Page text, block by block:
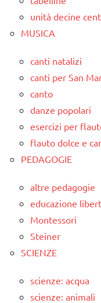
unità decine
MUSICA
canti natalizi
canti per San
canto
danze popolari
esercizi per
flauto dolce e
PEDAGOGIE
altre pedagogie
educazione
Montessori
Steiner
SCIENZE
scienze: acqua
scienze: animali